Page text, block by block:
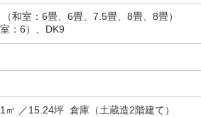
和室：6畳、6畳、7.5畳、8畳、8畳）
室：6）、DK9
㎡ ／15.24坪 倉庫（土蔵造2階建て）